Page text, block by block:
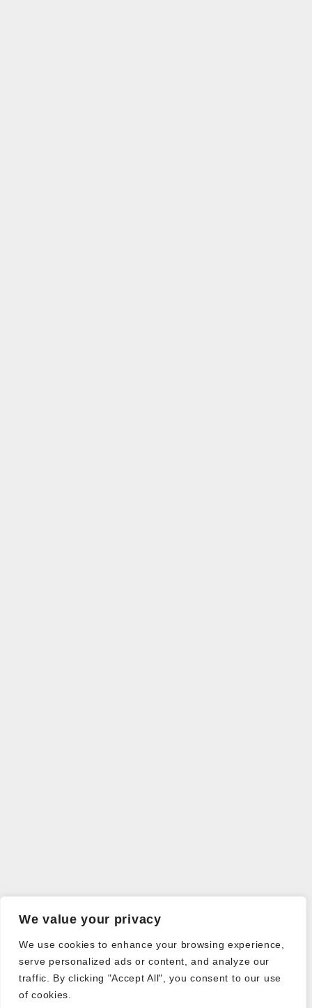
We value your privacy
We use cookies to enhance your browsing experience,
serve personalized ads or content, and analyze our
traffic. By clicking "Accept All", you consent to our use
of cookies.